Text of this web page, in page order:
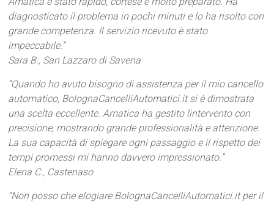
diagnosticato il problema in pochi minuti e lo ha risolto con
grande competenza. Il servizio ricevuto è stato
impeccabile.”
Sara B., San Lazzaro di Savena
“Quando ho avuto bisogno di assistenza per il mio cancello
automatico, BolognaCancelliAutomatici.it si è dimostrata
una scelta eccellente. Amatica ha gestito lintervento con
precisione, mostrando grande professionalità e attenzione.
La sua capacità di spiegare ogni passaggio e il rispetto dei
tempi promessi mi hanno davvero impressionato.”
Elena C., Castenaso
“Non posso che elogiare BolognaCancelliAutomatici.it per il